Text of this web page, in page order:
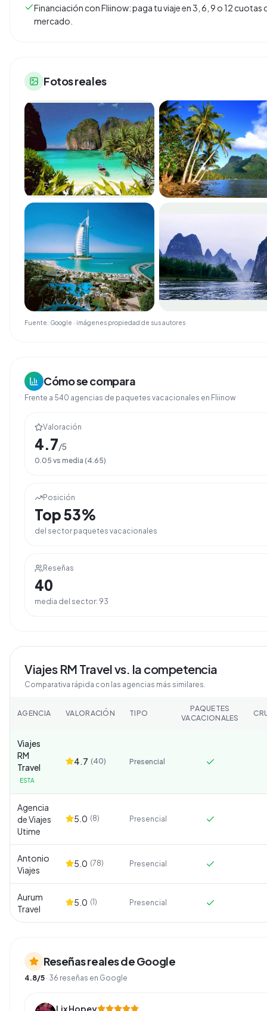
Financiación con Fliinow: paga tu viaje en 3, 6, 9 o 12
mercado.
Fotos reales
Fuente: Google · imágenes propiedad de sus autores
Cómo se compara
Frente a 540 agencias de paquetes vacacionales en Fliinow
Valoración
4.7/5
0.05 vs media (4.65)
Posición
Top53%
del sector paquetes vacacionales
Reseñas
40
media del sector: 93
Viajes RM Travelvs. la competencia
Comparativa rápida con las agencias más similares.
AGENCIA VALORACIÓN TIPO
PAQUETES
VACACIONALES
Viajes
RM
Travel
ESTA
4.7 (40) Presencial
Agencia
de Viajes
Utime
5.0 (8) Presencial
Antonio
Viajes
5.0 (78) Presencial
Aurum
Travel
5.0 (1) Presencial
Reseñas reales de Google
4.8/5 · 36 reseñas en Google
Lix Hopey